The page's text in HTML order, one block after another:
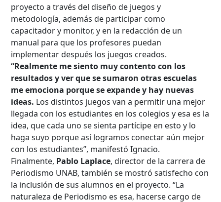
proyecto a través del diseño de juegos y
metodología, además de participar como
capacitador y monitor, y en la redacción de un
manual para que los profesores puedan
implementar después los juegos creados.
“Realmente me siento muy contento con los
resultados y ver que se sumaron otras escuelas
me emociona porque se expande y hay nuevas
ideas. Los distintos juegos van a permitir una mejor
llegada con los estudiantes en los colegios y esa es la
idea, que cada uno se sienta partícipe en esto y lo
haga suyo porque así logramos conectar aún mejor
con los estudiantes”, manifestó Ignacio.
Finalmente, Pablo Laplace, director de la carrera de
Periodismo UNAB, también se mostró satisfecho con
la inclusión de sus alumnos en el proyecto. “La
naturaleza de Periodismo es esa, hacerse cargo de